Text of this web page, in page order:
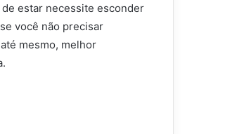
de estar necessite esconder
você não precisar
mesmo, melhor